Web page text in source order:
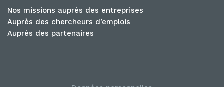
Nos missions auprès des entreprises
Auprès des chercheurs d’emplois
Auprès des partenaires